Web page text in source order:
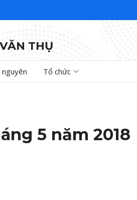
THỤ
nguyên Tổ chức
5 năm 2018